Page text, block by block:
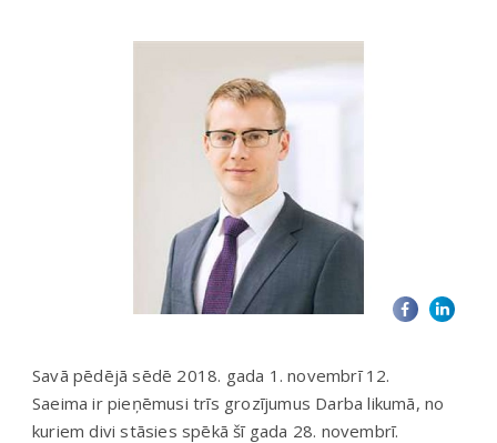
Savā pēdējā sēdē 2018. gada 1. novembrī 12.
Saeima ir pieņēmusi trīs grozījumus Darba likumā, no
kuriem divi stāsies spēkā šī gada 28. novembrī.